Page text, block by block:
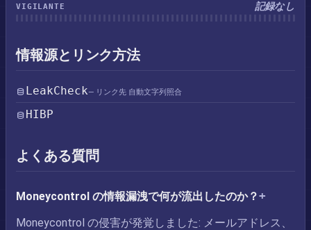
VIGILANTE 記録なし
情報源とリンク方法
LeakCheck— リンク先 自動文字列照合
HIBP
よくある質問
Moneycontrol の情報漏洩で何が流出したのか？
Moneycontrol の侵害が発覚しました: メールアドレス、